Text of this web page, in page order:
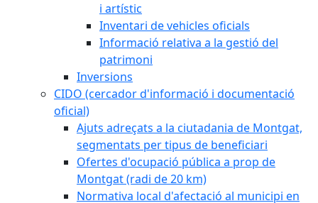
i artístic
Inventari de vehicles oficials
Informació relativa a la gestió del
patrimoni
Inversions
CIDO (cercador d'informació i documentació
oficial)
Ajuts adreçats a la ciutadania de Montgat,
segmentats per tipus de beneficiari
Ofertes d'ocupació pública a prop de
Montgat (radi de 20 km)
Normativa local d'afectació al municipi en